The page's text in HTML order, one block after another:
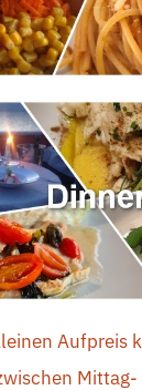
Aufpreis